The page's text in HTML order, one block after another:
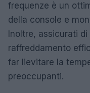
frequenze è un
della console e
Inoltre, assicurati
raffreddamento
far lievitare la
preoccupanti.